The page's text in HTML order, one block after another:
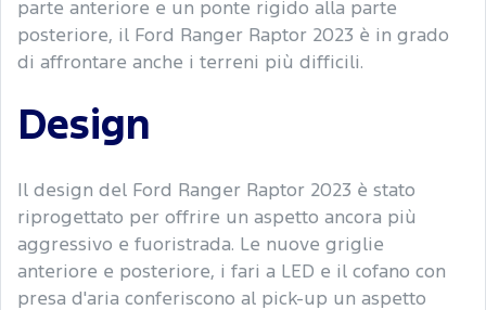
parte anteriore e un ponte rigido alla parte
posteriore, il Ford Ranger Raptor 2023 è in grado
di affrontare anche i terreni più difficili.
Design
Il design del Ford Ranger Raptor 2023 è stato
riprogettato per offrire un aspetto ancora più
aggressivo e fuoristrada. Le nuove griglie
anteriore e posteriore, i fari a LED e il cofano con
presa d'aria conferiscono al pick-up un aspetto